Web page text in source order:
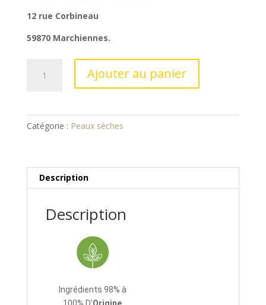
12 rue Corbineau
59870 Marchiennes.
Nourséa
Ajouter au panier
Catégorie : Peaux sèches
Description
Description
Ingrédients 98% à
100% D’Origine